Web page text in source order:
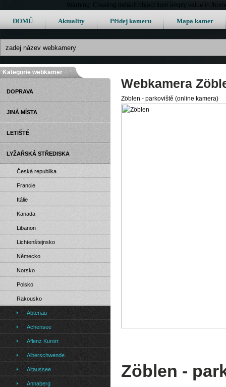
Warning: Creating default object from empty value in /
DOMŮ Aktuality Přidej kameru Mapa kamer
Webkamera
Zöblen - parkoviště (online kamera)
Zöblen -
Kategorie webkamer
DOPRAVA
JINÁ MÍSTA
LETIŠTĚ
LYŽAŘSKÁ STŘEDISKA
Česká republika
Francie
Itálie
Kanada
Libanon
Lichtenštejnsko
Německo
Norsko
Polsko
Rakousko
Abtenau
Achensee
Aflenz Kurort
Alberschwende
Altaussee
Annaberg